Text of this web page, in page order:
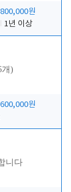
원
1년 이상
개)
원
니다